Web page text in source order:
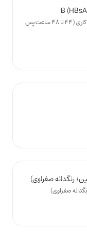
حداکثر زمان جوابدهی: 1 تا 2 روز کاری (44 تا 48 ساعت پس